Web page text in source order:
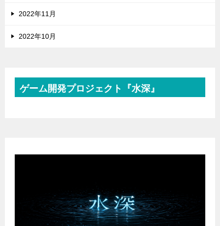
2022年11月
2022年10月
ゲーム開発プロジェクト『水深』